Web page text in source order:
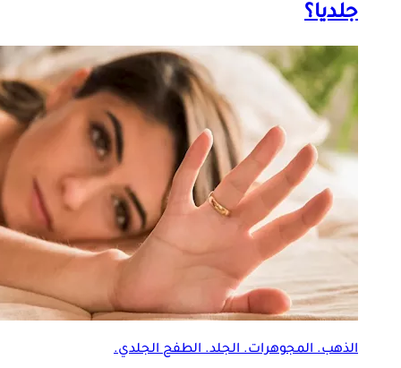
جلديا؟
الذهب. المجوهرات.الجلد. الطفحالجلدي.